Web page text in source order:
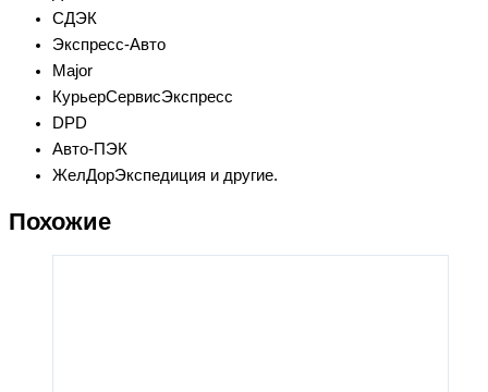
СДЭК
Экспресс-Авто
Major
КурьерСервисЭкспресс
DPD
Авто-ПЭК
ЖелДорЭкспедиция и другие.
Похожие